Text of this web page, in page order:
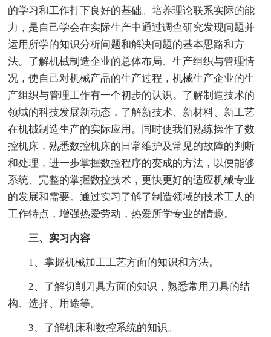
的学习和工作打下良好的基础。培养理论联系实际的能
力，是自己学会在实际生产中通过调查研究发现问题并
运用所学的知识分析问题和解决问题的基本思路和方
法。了解机械制造企业的总体布局、生产组织与管理情
况，使自己对机械产品的生产过程，机械生产企业的生
产组织与管理工作有一个初步的认识。了解制造技术的
领域的科技发展新动态，了解新技术、新材料、新工艺
在机械制造生产的实际应用。同时使我们熟练操作了数
控机床，熟悉数控机床的日常维护及常见的故障的判断
和处理，进一步掌握数控程序的变成的方法，以便能够
系统、完整的掌握数控技术，更快更好的适应机械专业
的发展和需要。通过实习了解了制造领域的技术工人的
工作特点，增强热爱劳动，热爱所学专业的情趣。
三、实习内容
1、掌握机械加工工艺方面的知识和方法。
2、了解切削刀具方面的知识，熟悉常用刀具的结
构、选择、用途等。
3、了解机床和数控系统的知识。